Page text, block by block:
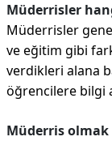
Müderrisler
Müderrisler
ve eğitim gibi
verdikleri alana
öğrencilere bilgi
Müderris